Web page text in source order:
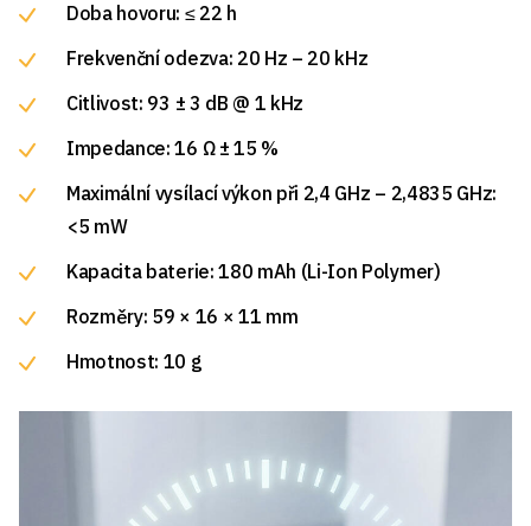
Doba hovoru: ≤ 22 h
Frekvenční odezva: 20 Hz – 20 kHz
Citlivost: 93 ± 3 dB @ 1 kHz
Impedance: 16 Ω ± 15 %
Maximální vysílací výkon při 2,4 GHz – 2,4835 GHz:
<5 mW
Kapacita baterie: 180 mAh (Li-Ion Polymer)
Rozměry: 59 × 16 × 11 mm
Hmotnost: 10 g